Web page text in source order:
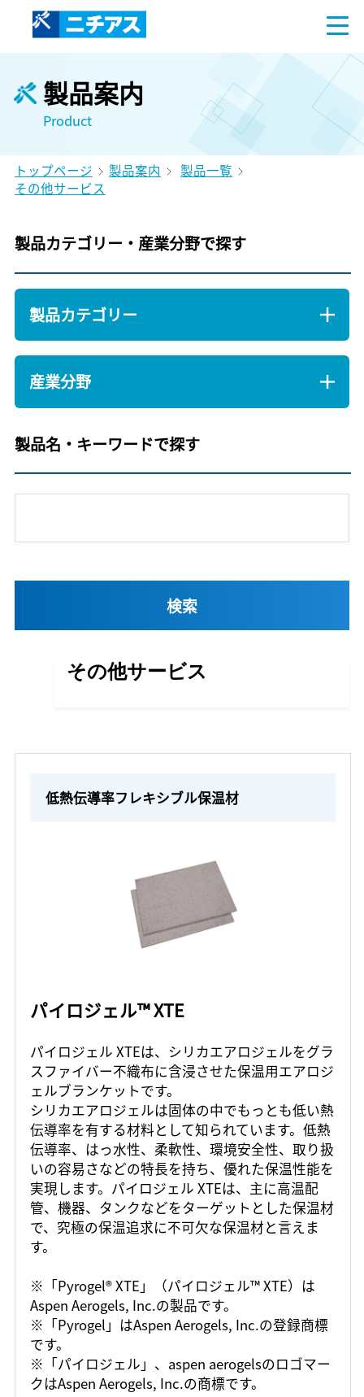
製品案内
Product
トップページ 製品案内
製品一覧
その他サービス
製品カテゴリー・産業分野で探す
製品カテゴリー
産業分野
製品名・キーワードで探す
その他サービス
低熱伝導率フレキシブル保温材
パイロジェル™ XTE
パイロジェル XTEは、シリカエアロジェルをグラ
スファイバー不織布に含浸させた保温用エアロジ
ェルブランケットです。
シリカエアロジェルは固体の中でもっとも低い熱
伝導率を有する材料として知られています。低熱
伝導率、はっ水性、柔軟性、環境安全性、取り扱
いの容易さなどの特長を持ち、優れた保温性能を
実現します。パイロジェル XTEは、主に高温配
管、機器、タンクなどをターゲットとした保温材
で、究極の保温追求に不可欠な保温材と言えま
す。
※「Pyrogel® XTE」（パイロジェル™ XTE）は
Aspen Aerogels, Inc.の製品です。
※「Pyrogel」はAspen Aerogels, Inc.の登録商標
です。
※「パイロジェル」、aspen aerogelsのロゴマー
クはAspen Aerogels, Inc.の商標です。